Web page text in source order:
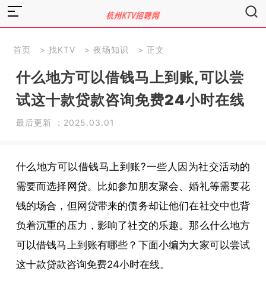
首页 > 找KTV > 夜场知识 > 正文
什么地方可以借钱马上到账,可以尝
试这十款贷款咨询免费24小时在线
最后更新 ：2025.03.01
什么地方可以借钱马上到账?一些人因为社交活动的
需要而选择网贷。比如参加朋友聚会、婚礼等需要花
钱的场合，但网贷带来的债务却让他们在社交中也背
负着沉重的压力，影响了社交的乐趣。那么什么地方
可以借钱马上到账有哪些？下面小编为大家可以尝试
这十款贷款咨询免费24小时在线。